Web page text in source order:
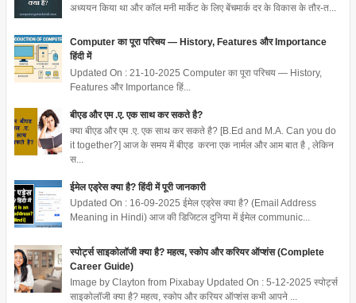
अध्ययन किया था और कॉल मनी मार्केट के लिए बेंचमार्क दर के विकास के तौर-त...
Computer का पूरा परिचय — History, Features और Importance
हिंदी में
Updated On : 21-10-2025 Computer का पूरा परिचय — History,
Features और Importance हिं...
बीएड और एम .ए. एक साथ कर सकते है?
क्या बीएड और एम .ए. एक साथ कर सकते है? [B.Ed and M.A. Can you do
it together?] आज के समय में बीएड करना एक नार्मल और आम बात है , लेकिन
स...
ईमेल एड्रेस क्या है? हिंदी में पूरी जानकारी
Updated On : 16-09-2025 ईमेल एड्रेस क्या है? (Email Address
Meaning in Hindi) आज की डिजिटल दुनिया में ईमेल communic...
स्पोर्ट्स साइकोलॉजी क्या है? महत्व, स्कोप और करियर ऑप्शंस (Complete
Career Guide)
Image by Clayton from Pixabay Updated On : 5-12-2025 स्पोर्ट्स
साइकोलॉजी क्या है? महत्व, स्कोप और करियर ऑप्शंस कभी आपने ...